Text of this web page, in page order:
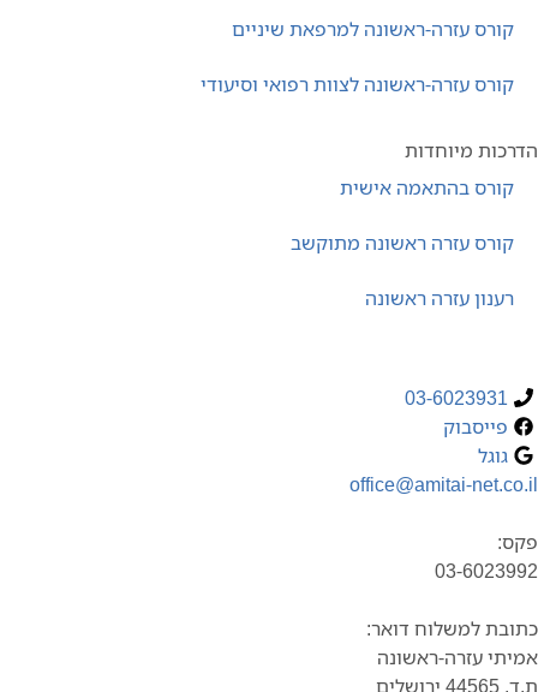
קורס עזרה-ראשונה למרפאת שיניים
קורס עזרה-ראשונה לצוות רפואי וסיעודי
מיוחדות
קורס בהתאמה אישית
קורס עזרה ראשונה מתוקשב
רענון עזרה ראשונה
03-6023931
פייסבוק
גוגל
office@amitai-
03-
למשלוח דואר:
עזרה-ראשונה